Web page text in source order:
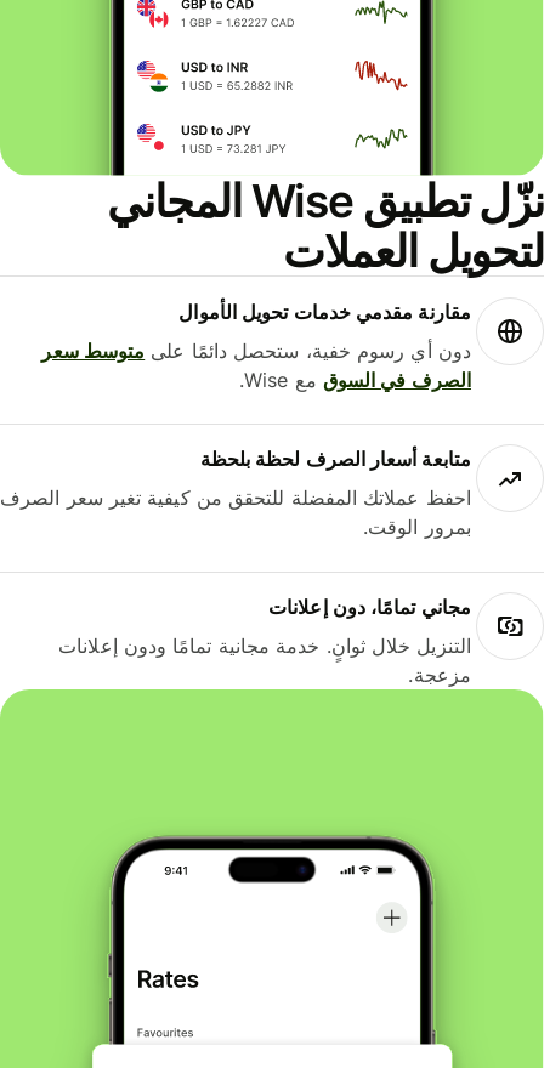
نزّل تطبيق Wise المجاني
العملات
مقارنة مقدمي خدمات تحويل الأموال
دون أي رسوم خفية، ستحصل دائمًا علىمتوسط ​​سعر
الصرف في السوقمع Wise.
متابعة أسعار الصرف لحظة بلحظة
احفظ عملاتك المفضلة للتحقق من كيفية تغير سعر الصرف
بمرور الوقت.
مجاني تمامًا، دون إعلانات
التنزيل خلال ثوانٍ. خدمة مجانية تمامًا ودون إعلانات
مزعجة.